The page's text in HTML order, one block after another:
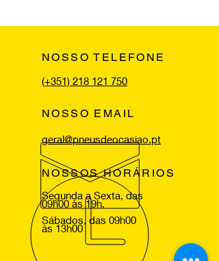
NOSSO TELEFONE
(+351) 218 121 750
NOSSO EMAIL
geral@pneusdeocasiao.pt
NOSSOS HORÁRIOS
Segunda a Sexta, das
09h00 às 19h.
Sábados, das 09h00
às 13h00